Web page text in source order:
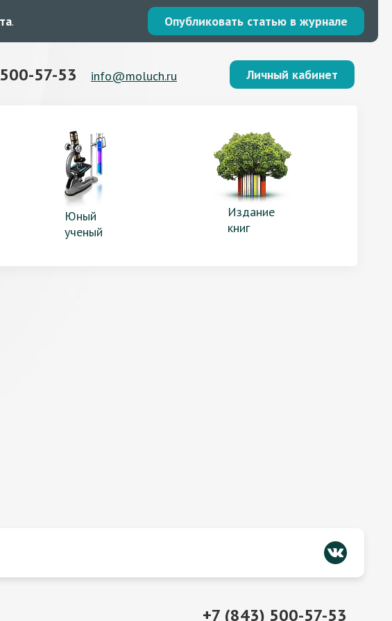
. Опубликовать статью в журнале
57-53 info@moluch.ru Личный кабинет
Юный
ученый
Издание
книг
+7 (843) 500-57-53